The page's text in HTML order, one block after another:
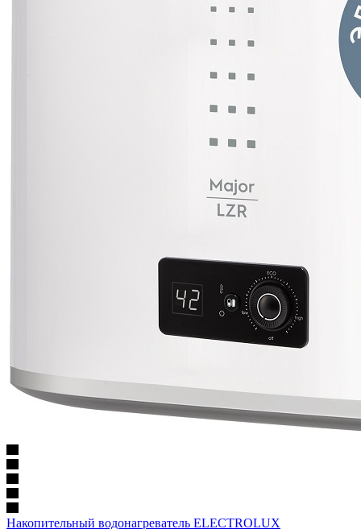
Накопительный водонагреватель ELECTROLUX